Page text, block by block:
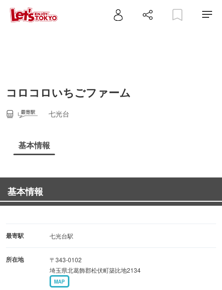
コロコロいちごファーム
七光台
基本情報
基本情報
最寄駅 七光台駅
所在地
〒343-0102
埼玉県北葛飾郡松伏町築比地2134
MAP